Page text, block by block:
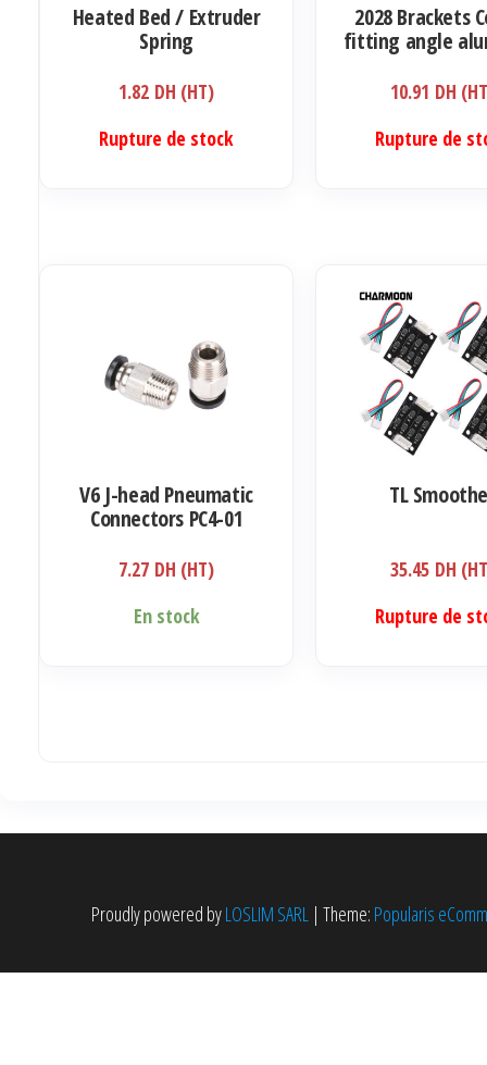
Heated Bed / Extruder
Spring
1.82 DH (HT)
Rupture de stock
2028 Brackets
fitting angle
10.91 DH
Rupture de
V6 J-head Pneumatic
Connectors PC4-01
7.27 DH (HT)
En stock
TL
35.45 DH
Rupture de
Proudly powered byLOSLIM SARL | Theme: Popularis